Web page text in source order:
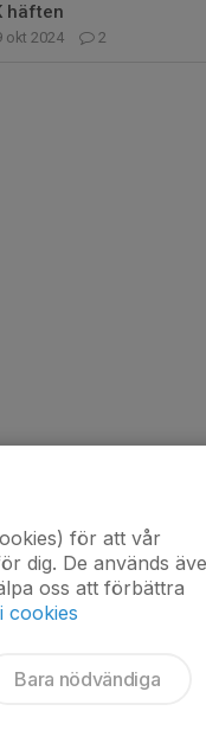
häften
okt 2024 2
för att vår
dig. De används
oss att förbättra
cookies
Bara nödvändiga